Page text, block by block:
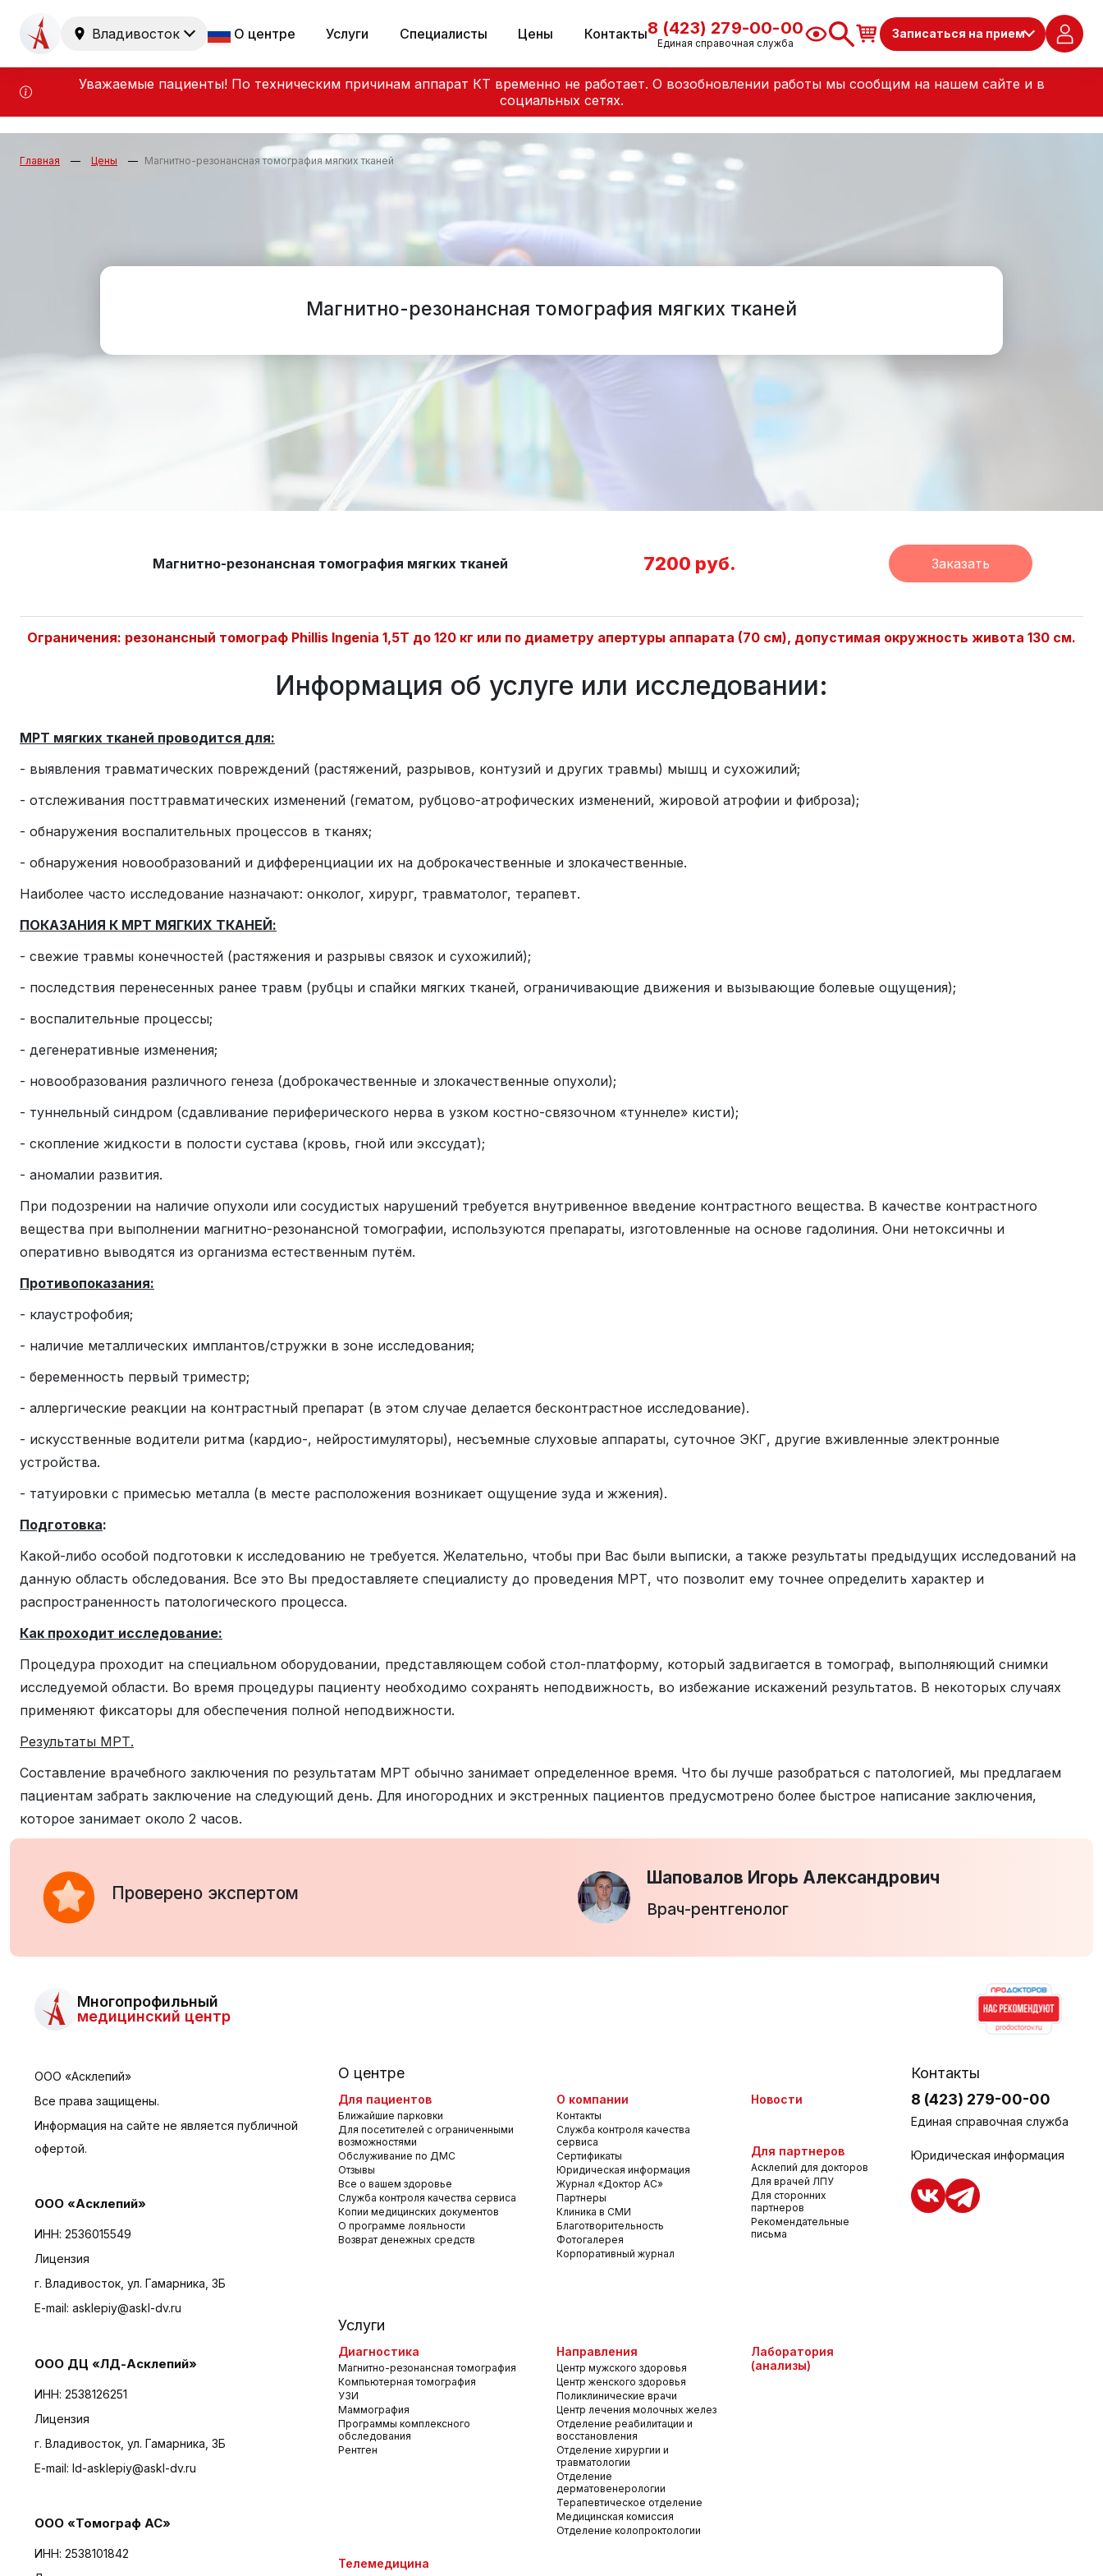
Уважаемые пациенты! По техническим причинам аппарат КТ временно не работает. О возобновлении работы мы сообщим на нашем сайте и в
социальных сетях.
Владивосток О центре Услуги Специалисты Цены Контакты8 (423) 279-00-00
Единая справочная служба
Записаться на прием
Главная Цены Магнитно-резонансная томография мягких тканей
Магнитно-резонансная томография мягких тканей
Магнитно-резонансная томография мягких тканей 7200 руб. Заказать
Ограничения: резонансный томограф Phillis Ingenia 1,5Т до 120 кг или по диаметру апертуры аппарата (70 см), допустимая окружность живота 130 см.
Информация об услуге или исследовании:
МРТ мягких тканей проводится для:
- выявления травматических повреждений (растяжений, разрывов, контузий и других травмы) мышц и сухожилий;
- отслеживания посттравматических изменений (гематом, рубцово-атрофических изменений, жировой атрофии и фиброза);
- обнаружения воспалительных процессов в тканях;
- обнаружения новообразований и дифференциации их на доброкачественные и злокачественные.
Наиболее часто исследование назначают: онколог, хирург, травматолог, терапевт.
ПОКАЗАНИЯ К МРТ МЯГКИХ ТКАНЕЙ:
- свежие травмы конечностей (растяжения и разрывы связок и сухожилий);
- последствия перенесенных ранее травм (рубцы и спайки мягких тканей, ограничивающие движения и вызывающие болевые ощущения);
- воспалительные процессы;
- дегенеративные изменения;
- новообразования различного генеза (доброкачественные и злокачественные опухоли);
- туннельный синдром (сдавливание периферического нерва в узком костно-связочном «туннеле» кисти);
- скопление жидкости в полости сустава (кровь, гной или экссудат);
- аномалии развития.
При подозрении на наличие опухоли или сосудистых нарушений требуется внутривенное введение контрастного вещества. В качестве контрастного
вещества при выполнении магнитно-резонансной томографии, используются препараты, изготовленные на основе гадолиния. Они нетоксичны и
оперативно выводятся из организма естественным путём.
Противопоказания:
- клаустрофобия;
- наличие металлических имплантов/стружки в зоне исследования;
- беременность первый триместр;
- аллергические реакции на контрастный препарат (в этом случае делается бесконтрастное исследование).
- искусственные водители ритма (кардио-, нейростимуляторы), несъемные слуховые аппараты, суточное ЭКГ, другие вживленные электронные
устройства.
- татуировки с примесью металла (в месте расположения возникает ощущение зуда и жжения).
Подготовка:
Какой-либо особой подготовки к исследованию не требуется. Желательно, чтобы при Вас были выписки, а также результаты предыдущих исследований на
данную область обследования. Все это Вы предоставляете специалисту до проведения МРТ, что позволит ему точнее определить характер и
распространенность патологического процесса.
Как проходит исследование:
Процедура проходит на специальном оборудовании, представляющем собой стол-платформу, который задвигается в томограф, выполняющий снимки
исследуемой области. Во время процедуры пациенту необходимо сохранять неподвижность, во избежание искажений результатов. В некоторых случаях
применяют фиксаторы для обеспечения полной неподвижности.
Результаты МРТ.
Составление врачебного заключения по результатам МРТ обычно занимает определенное время. Что бы лучше разобраться с патологией, мы предлагаем
пациентам забрать заключение на следующий день. Для иногородних и экстренных пациентов предусмотрено более быстрое написание заключения,
которое занимает около 2 часов.
Проверено экспертом
Шаповалов Игорь Александрович
Врач-рентгенолог
Многопрофильный
медицинский центр
ООО «Асклепий»
Все права защищены.
Информация на сайте не является публичной
офертой.
ООО «Асклепий»
ИНН: 2536015549
Лицензия
г. Владивосток, ул. Гамарника, 3Б
E-mail: asklepiy@askl-dv.ru
ООО ДЦ «ЛД-Асклепий»
ИНН: 2538126251
Лицензия
г. Владивосток, ул. Гамарника, 3Б
E-mail: ld-asklepiy@askl-dv.ru
ООО «Томограф АС»
ИНН: 2538101842
О центре
Для пациентов
Ближайшие парковки
Для посетителей с ограниченными
возможностями
Обслуживание по ДМС
Отзывы
Все о вашем здоровье
Служба контроля качества сервиса
Копии медицинских документов
О программе лояльности
Возврат денежных средств
О компании
Контакты
Служба контроля качества
сервиса
Сертификаты
Юридическая информация
Журнал «Доктор АС»
Партнеры
Клиника в СМИ
Благотворительность
Фотогалерея
Корпоративный журнал
Новости
Для партнеров
Асклепий для докторов
Для врачей ЛПУ
Для сторонних
партнеров
Рекомендательные
письма
Услуги
Диагностика
Магнитно-резонансная томография
Компьютерная томография
УЗИ
Маммография
Программы комплексного
обследования
Рентген
Направления
Центр мужского здоровья
Центр женского здоровья
Поликлинические врачи
Центр лечения молочных желез
Отделение реабилитации и
восстановления
Отделение хирургии и
травматологии
Отделение
дерматовенерологии
Терапевтическое отделение
Медицинская комиссия
Отделение колопроктологии
Лаборатория
(анализы)
Телемедицина
Контакты
8 (423) 279-00-00
Единая справочная служба
Юридическая информация